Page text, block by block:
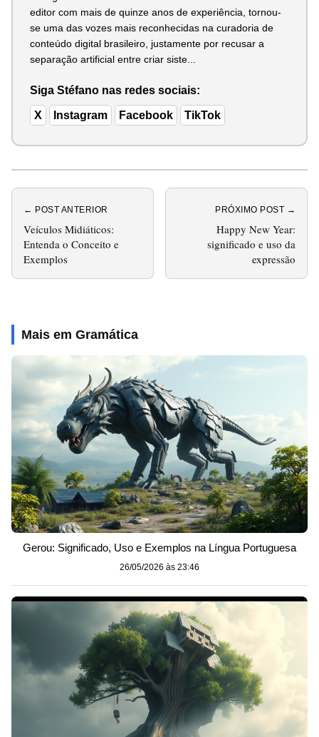
editor com mais de quinze anos de experiência, tornou-
se uma das vozes mais reconhecidas na curadoria de
conteúdo digital brasileiro, justamente por recusar a
separação artificial entre criar siste...
Siga Stéfano nas redes sociais:
X Instagram Facebook TikTok
← POST ANTERIOR
Veículos Midiáticos:
Entenda o Conceito e
Exemplos
PRÓXIMO POST →
Happy New Year:
significado e uso da
expressão
Mais em Gramática
Gerou: Significado, Uso e Exemplos na Língua Portuguesa
26/05/2026 às 23:46